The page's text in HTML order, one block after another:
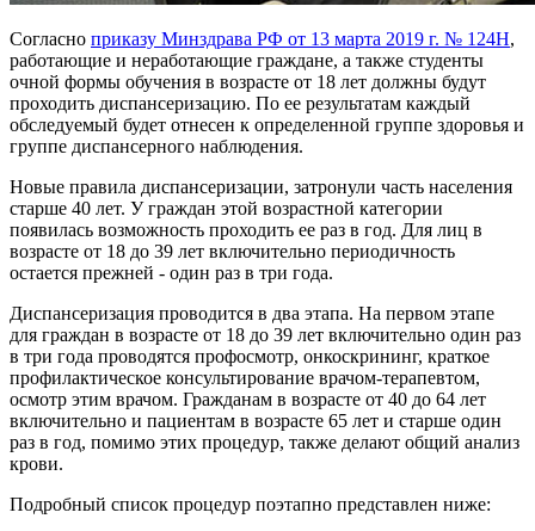
Согласно приказу Минздрава РФ от 13 марта 2019 г. № 124Н,
работающие и неработающие граждане, а также студенты
очной формы обучения в возрасте от 18 лет должны будут
проходить диспансеризацию. По ее результатам каждый
обследуемый будет отнесен к определенной группе здоровья и
группе диспансерного наблюдения.
Новые правила диспансеризации, затронули часть населения
старше 40 лет. У граждан этой возрастной категории
появилась возможность проходить ее раз в год. Для лиц в
возрасте от 18 до 39 лет включительно периодичность
остается прежней - один раз в три года.
Диспансеризация проводится в два этапа. На первом этапе
для граждан в возрасте от 18 до 39 лет включительно один раз
в три года проводятся профосмотр, онкоскрининг, краткое
профилактическое консультирование врачом-терапевтом,
осмотр этим врачом. Гражданам в возрасте от 40 до 64 лет
включительно и пациентам в возрасте 65 лет и старше один
раз в год, помимо этих процедур, также делают общий анализ
крови.
Подробный список процедур поэтапно представлен ниже: